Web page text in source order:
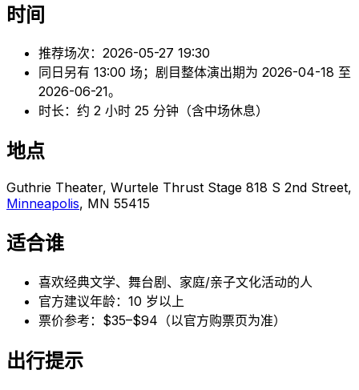
时间
推荐场次：2026-05-27 19:30
同日另有 13:00 场；剧目整体演出期为 2026-04-18 至
2026-06-21。
时长：约 2 小时 25 分钟（含中场休息）
地点
Guthrie Theater, Wurtele Thrust Stage 818 S 2nd Street,
Minneapolis, MN 55415
适合谁
喜欢经典文学、舞台剧、家庭/亲子文化活动的人
官方建议年龄：10 岁以上
票价参考：$35–$94（以官方购票页为准）
出行提示